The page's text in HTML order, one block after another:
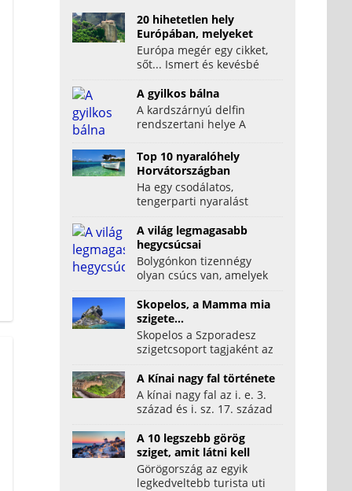
20 hihetetlen hely
Európában, melyeket
látni kell!
Európa megér egy cikket,
sőt... Ismert és kevésbé
valóban megunhatatlan.
Mi...
A gyilkos bálna
A kardszárnyú delfin
rendszertani helye A
latin nevén az orca a ma...
Top 10 nyaralóhely
Horvátországban
Ha egy csodálatos,
tengerparti nyaralást
kitűnő választás
Horvátország. A...
A világ legmagasabb
hegycsúcsai
Bolygónkon tizennégy
olyan csúcs van, amelyek
magasabb. Ezek
mindegyike a...
Skopelos, a Mamma mia
szigete...
Skopelos a Szporadesz
szigetcsoport tagjaként az
szegletében helyezkedik
el...
A Kínai nagy fal története
A kínai nagy fal az i. e. 3.
század és i. sz. 17. század
határán épített...
A 10 legszebb görög
sziget, amit látni kell
Görögország az egyik
legkedveltebb turista uti